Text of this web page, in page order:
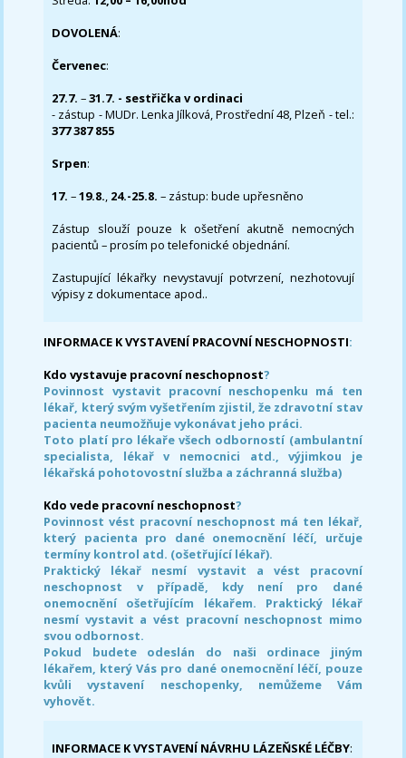
DOVOLENÁ:
Červenec:
27.7.–31.7. - sestřička v ordinaci
- zástup - MUDr. Lenka Jílková, Prostřední 48, Plzeň - tel.:
377 387 855
Srpen:
17. –19.8., 24.-25.8. – zástup: bude upřesněno
Zástup slouží pouze k ošetření akutně nemocných
pacientů – prosím po telefonické objednání.
Zastupující lékařky nevystavují potvrzení, nezhotovují
výpisy z dokumentace apod..
INFORMACE K VYSTAVENÍ PRACOVNÍ NESCHOPNOSTI:
Kdo vystavuje pracovní neschopnost?
Povinnost vystavit pracovní neschopenku má ten
lékař, který svým vyšetřením zjistil, že zdravotní stav
pacienta neumožňuje vykonávat jeho práci.
Toto platí pro lékaře všech odborností (ambulantní
specialista, lékař v nemocnici atd., výjimkou je
lékařská pohotovostní služba a záchranná služba)
Kdo vede pracovní neschopnost?
Povinnost vést pracovní neschopnost má ten lékař,
který pacienta pro dané onemocnění léčí, určuje
termíny kontrol atd. (ošetřující lékař).
Praktický lékař nesmí vystavit a vést pracovní
neschopnost v případě, kdy není pro dané
onemocnění ošetřujícím lékařem. Praktický lékař
nesmí vystavit a vést pracovní neschopnost mimo
svou odbornost.
Pokud budete odeslán do naši ordinace jiným
lékařem, který Vás pro dané onemocnění léčí, pouze
kvůli vystavení neschopenky, nemůžeme Vám
vyhovět.
INFORMACE K VYSTAVENÍ NÁVRHU LÁZEŇSKÉ LÉČBY: